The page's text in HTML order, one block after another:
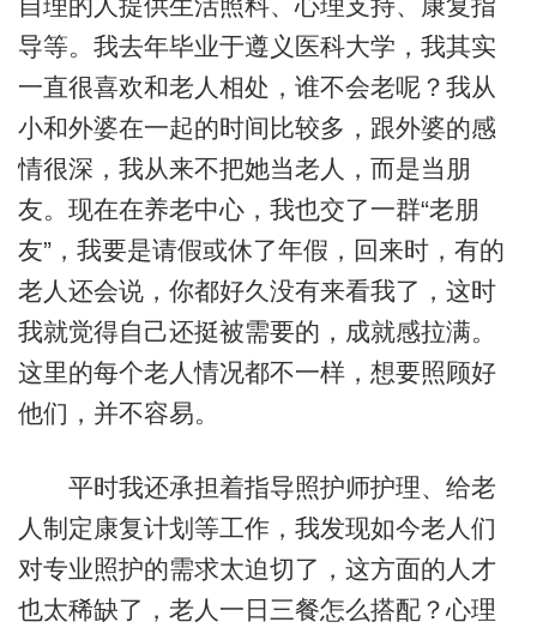
自理的人提供生活照料、心理支持、康复指
导等。我去年毕业于遵义医科大学，我其实
一直很喜欢和老人相处，谁不会老呢？我从
小和外婆在一起的时间比较多，跟外婆的感
情很深，我从来不把她当老人，而是当朋
友。现在在养老中心，我也交了一群“老朋
友”，我要是请假或休了年假，回来时，有的
老人还会说，你都好久没有来看我了，这时
我就觉得自己还挺被需要的，成就感拉满。
这里的每个老人情况都不一样，想要照顾好
他们，并不容易。
平时我还承担着指导照护师护理、给老
人制定康复计划等工作，我发现如今老人们
对专业照护的需求太迫切了，这方面的人才
也太稀缺了，老人一日三餐怎么搭配？心理